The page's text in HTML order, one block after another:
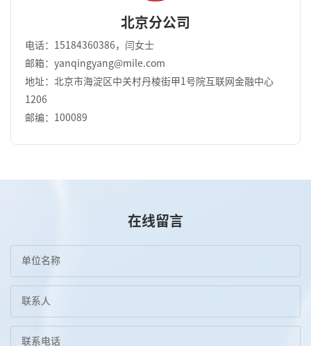
北京分公司
电话：15184360386，闫女士
邮箱：yanqingyang@mile.com
地址：北京市海淀区中关村丹棱街甲1号院互联网金融中心
1206
邮编：100089
在线留言